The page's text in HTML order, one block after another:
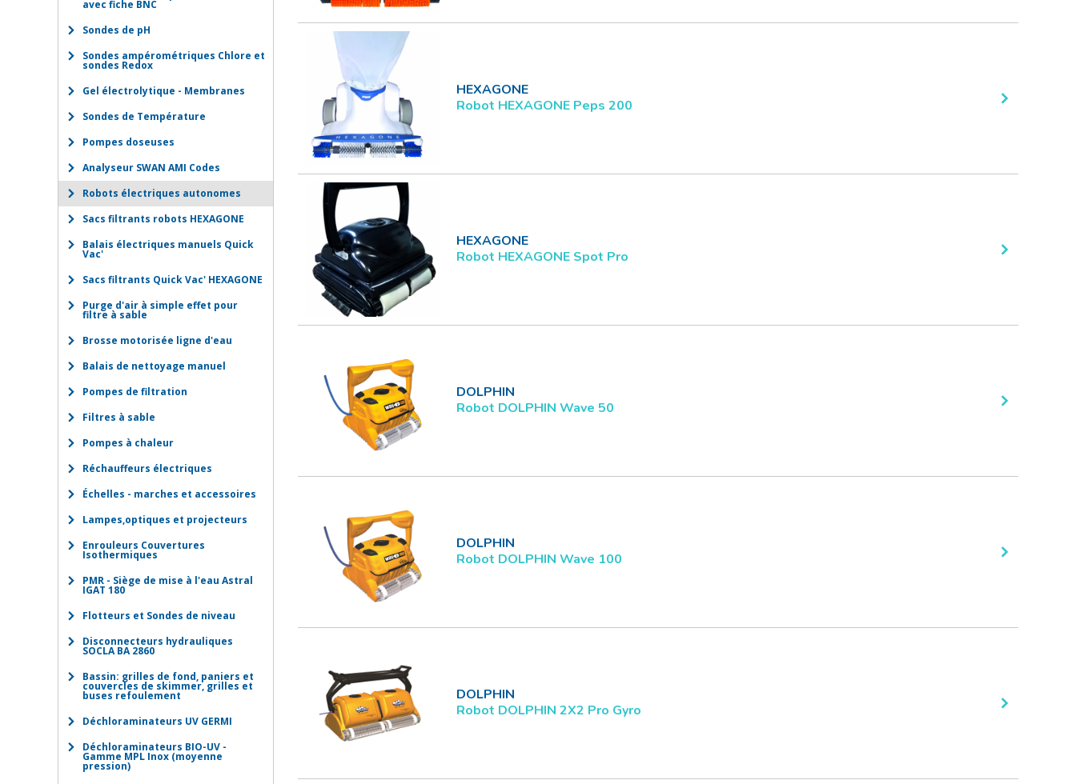
avec fiche BNC
Sondes de pH
Sondes ampérométriques Chlore et
sondes Redox
Gel électrolytique - Membranes
Sondes de Température
Pompes doseuses
Analyseur SWAN AMI Codes
Robots électriques autonomes
Sacs filtrants robots HEXAGONE
Balais électriques manuels Quick
Vac'
Sacs filtrants Quick Vac' HEXAGONE
Purge d'air à simple effet pour
filtre à sable
Brosse motorisée ligne d'eau
Balais de nettoyage manuel
Pompes de filtration
Filtres à sable
Pompes à chaleur
Réchauffeurs électriques
Échelles - marches et accessoires
Lampes,optiques et projecteurs
Enrouleurs Couvertures
Isothermiques
PMR - Siège de mise à l'eau Astral
IGAT 180
Flotteurs et Sondes de niveau
Disconnecteurs hydrauliques
SOCLA BA 2860
Bassin: grilles de fond, paniers et
couvercles de skimmer, grilles et
buses refoulement
Déchloraminateurs UV GERMI
Déchloraminateurs BIO-UV -
Gamme MPL Inox (moyenne
pression)
HEXAGONE
Robot HEXAGONE Peps 200
HEXAGONE
Robot HEXAGONE Spot Pro
DOLPHIN
Robot DOLPHIN Wave 50
DOLPHIN
Robot DOLPHIN Wave 100
DOLPHIN
Robot DOLPHIN 2X2 Pro Gyro